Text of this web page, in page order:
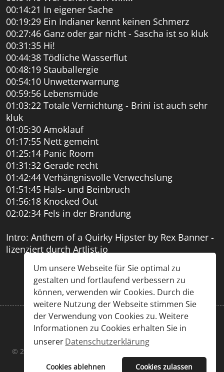
Um unsere Webseite für Sie optimal zu
gestalten und fortlaufend verbessern zu
können, verwenden wir Cookies. Durch die
weitere Nutzung der Webseite stimmen Sie
der Verwendung von Cookies zu. Weitere
Informationen zu Cookies erhalten Sie in
unsererDatenschutzerklärung
Cookies ablehnen Cookies zulassen
00:14:21 In eigener Sache
00:19:29 Ein Indianer kennt keinen Schmerz
00:27:46 Ganz oder gar nicht - Sascha ist so kluk
00:31:35 Hi!
00:44:38 Tödliche Wasserflut
00:48:19 Stauballergie
00:54:10 Unwetterwarnung
00:59:56 Lebensmüde
01:03:22 Totale Vernichtung - Brini ist auch sehr
kluk
01:05:30 Amoklauf
01:17:55 Nett gemeint
01:25:14 Panic Room
01:31:32 Gerade recht
01:42:44 Verhängnisvolle Verwechslung
01:51:45 Hals- und Beinbruch
01:56:18 Knocked Out
02:02:34 Fels in der Brandung
Intro: Anthem of a Quirky Hipster by Rex Banner -
lizenziert durch Artlist.io
Impressum Datenschutz
© 2026 Chris Großöhmigen & Sascha Kummer. Designed By
JoomShaper